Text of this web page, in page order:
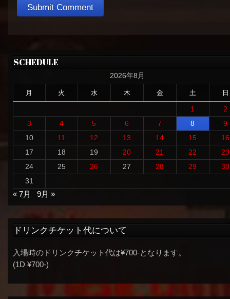
SCHEDULE
2026年8月
月 火 水 木 金 土 日
1
2
3
4 5 6 7 8
9
10
11 12 13 14 15
16
17
18 19 20 21 22
23
24
25 26 27 28 29
30
31
« 7月
9月 »
ドリンクチケット代について
入場時のドリンクチケット代は¥700-となります。
(1D ¥700-)